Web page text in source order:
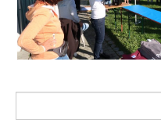
Post